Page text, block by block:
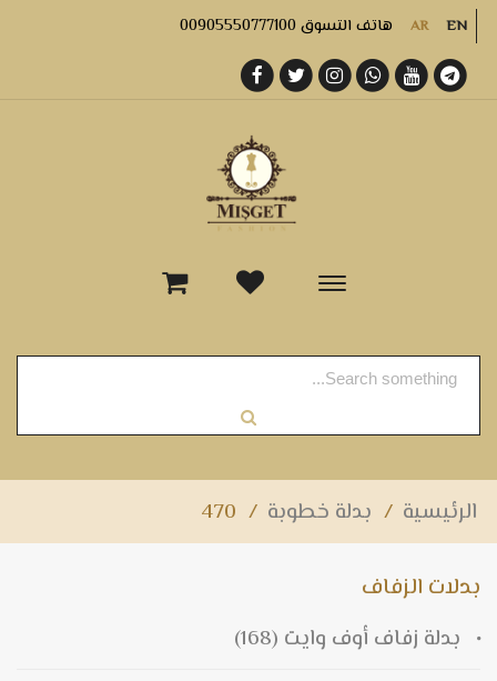
AR EN هاتف التسوق 00905550777100
-
الرئيسية / بدلة خطوبة /
470
بدلات الزفاف
بدلة زفاف أوف وايت (168)